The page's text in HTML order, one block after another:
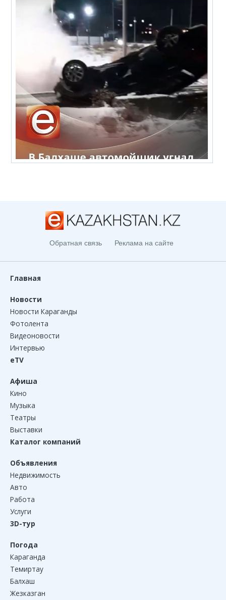
Обратная связь Реклама на сайте
Главная
Новости
Новости Караганды
Фотолента
Видеоновости
Интервью
eTV
Афиша
Кино
Музыка
Театры
Выставки
Каталог компаний
Объявления
Недвижимость
Авто
Работа
Услуги
3D-тур
Погода
Караганда
Темиртау
Балхаш
Жезказган